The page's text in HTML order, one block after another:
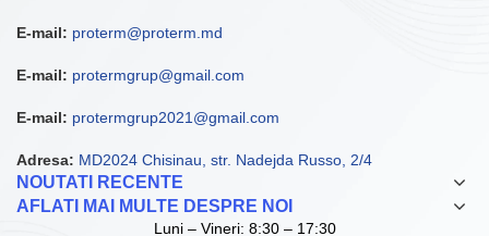
E-mail: proterm@proterm.md
E-mail: protermgrup@gmail.com
E-mail: protermgrup2021@gmail.com
Adresa: MD2024 Chisinau, str. Nadejda Russo, 2/4
NOUTATI RECENTE
AFLATI MAI MULTE DESPRE NOI
Luni – Vineri: 8:30 – 17:30